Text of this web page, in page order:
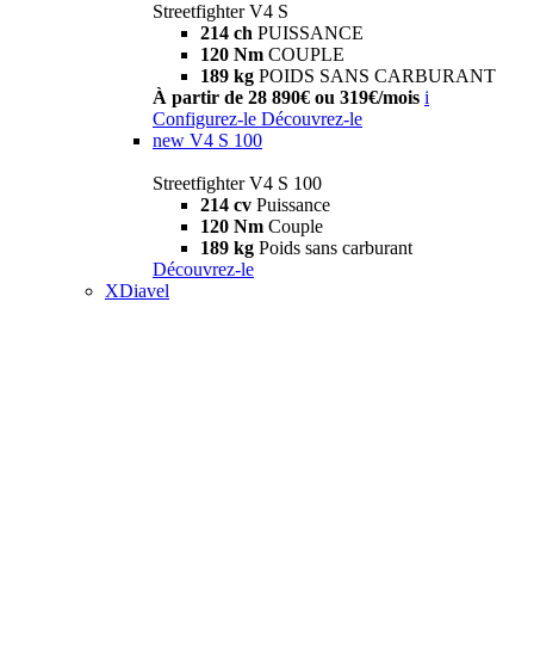
Streetfighter V4 S
214 ch PUISSANCE
120 Nm COUPLE
189 kg POIDS SANS CARBURANT
À partir de 28 890€ ou 319€/mois i
Configurez-le Découvrez-le
new V4 S 100
Streetfighter V4 S 100
214 cv Puissance
120 Nm Couple
189 kg Poids sans carburant
Découvrez-le
XDiavel